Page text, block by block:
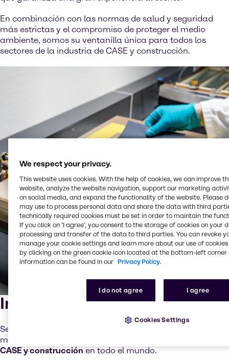
En combinación con las normas de salud y seguridad
más estrictas y el compromiso de proteger el medio
ambiente, somos su ventanilla única para todos los
sectores de la industria de CASE y construcción.
Innovación y conocimiento
Seguimos invirtiendo y ampliando nuestra presencia
mundial, con
CASE y construcción en todo el mundo.
We respect your privacy.
This website uses cookies. With the help of cookies, we can improve
website, analyze the website navigation, support our marketing
on social media, and expand the functionality of the website. Please
may use to process personal data and share the data with third
technically required cookies must be set in order to maintain the
If you click on ’I agree’, you consent to the storage of cookies on your
processing and transfer of the data to third parties. You can revoke
manage your cookie settings and learn more about our use of cookies
by clicking on the green cookie icon located at the bottom-left corner
information can be found in our Privacy Policy.
I do not agree I agree
Cookies Settings